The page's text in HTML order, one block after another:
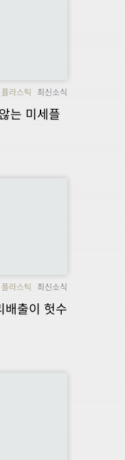
플라스틱 최신소식
는 미세플
플라스틱 최신소식
배출이 헛수